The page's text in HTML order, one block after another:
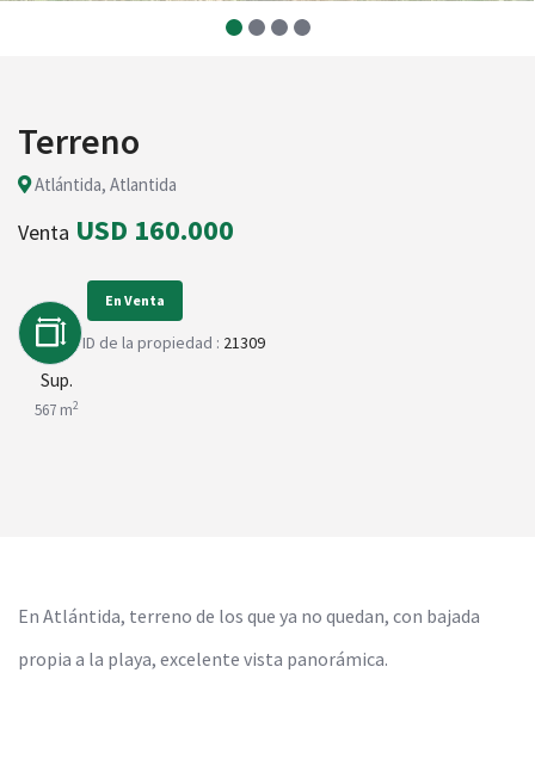
Terreno
Atlántida, Atlantida
Venta USD 160.000
Sup.
567 m2
En Venta
ID de la propiedad : 21309
En Atlántida, terreno de los que ya no quedan, con bajada
propia a la playa, excelente vista panorámica.